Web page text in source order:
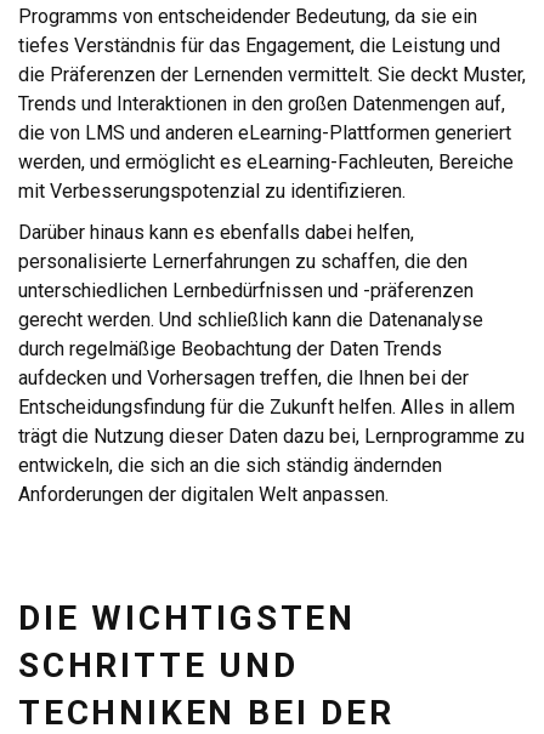
Programms von entscheidender Bedeutung, da sie ein
tiefes Verständnis für das Engagement, die Leistung und
die Präferenzen der Lernenden vermittelt. Sie deckt Muster,
Trends und Interaktionen in den großen Datenmengen auf,
die von LMS und anderen eLearning-Plattformen generiert
werden, und ermöglicht es eLearning-Fachleuten, Bereiche
mit Verbesserungspotenzial zu identifizieren.
Darüber hinaus kann es ebenfalls dabei helfen,
personalisierte Lernerfahrungen zu schaffen, die den
unterschiedlichen Lernbedürfnissen und -präferenzen
gerecht werden. Und schließlich kann die Datenanalyse
durch regelmäßige Beobachtung der Daten Trends
aufdecken und Vorhersagen treffen, die Ihnen bei der
Entscheidungsfindung für die Zukunft helfen. Alles in allem
trägt die Nutzung dieser Daten dazu bei, Lernprogramme zu
entwickeln, die sich an die sich ständig ändernden
Anforderungen der digitalen Welt anpassen.
DIE WICHTIGSTEN
SCHRITTE UND
TECHNIKEN BEI DER